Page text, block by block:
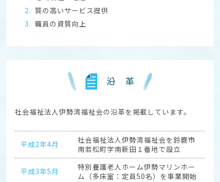
質の高いサービス提供
職員の資質向上
沿 革
社会福祉法人伊勢湾福祉会の沿革を掲載しています。
平成2年4月
社会福祉法人伊勢湾福祉会を鈴鹿市
南若松町字南新田１番地で設立
平成3年5月
特別養護老人ホーム伊勢マリンホー
ム（多床室：定員50名）を事業開始